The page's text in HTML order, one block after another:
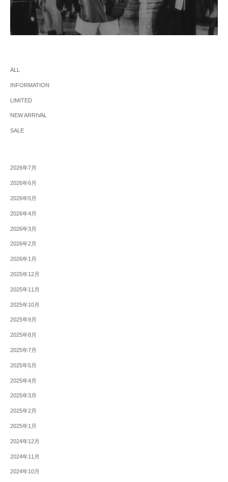
ALL
INFORMATION
LIMITED
NEW ARRIVAL
SALE
2026年7月
2026年6月
2026年5月
2026年4月
2026年3月
2026年2月
2026年1月
2025年12月
2025年11月
2025年10月
2025年9月
2025年8月
2025年7月
2025年5月
2025年4月
2025年3月
2025年2月
2025年1月
2024年12月
2024年11月
2024年10月